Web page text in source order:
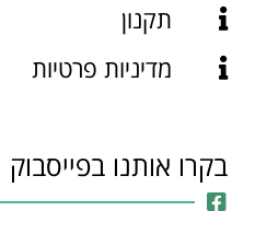
תקנון
מדיניות פרטיות
בקרו אותנו בפייסבוק